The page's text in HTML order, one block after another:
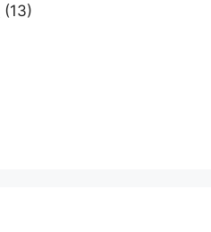
(13)